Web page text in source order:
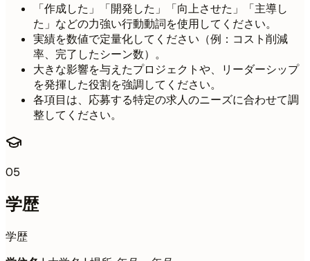
「作成した」「開発した」「向上させた」「主導し
た」などの力強い行動動詞を使用してください。
実績を数値で定量化してください（例：コスト削減
率、完了したシーン数）。
大きな影響を与えたプロジェクトや、リーダーシップ
を発揮した役割を強調してください。
各項目は、応募する特定の求人のニーズに合わせて調
整してください。
05
学歴
学歴